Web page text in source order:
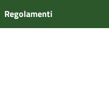
Regolamenti